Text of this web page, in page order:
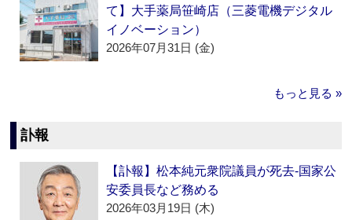
て】大手薬局笹崎店（三菱電機デジタル
イノベーション）
2026年07月31日 (金)
もっと見る »
訃報
【訃報】松本純元衆院議員が死去‐国家公
安委員長など務める
2026年03月19日 (木)